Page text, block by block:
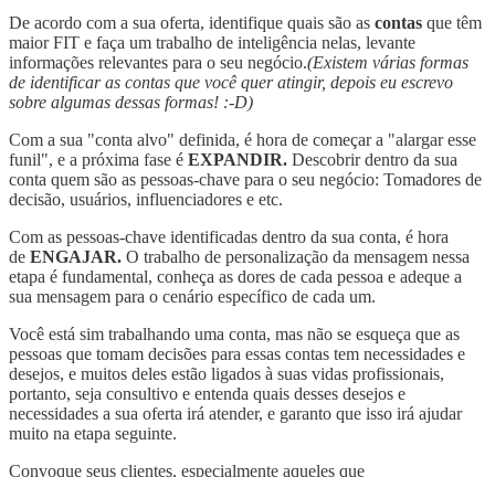
De acordo com a sua oferta, identifique quais são as contas que têm
maior FIT e faça um trabalho de inteligência nelas, levante
informações relevantes para o seu negócio.(Existem várias formas
de identificar as contas que você quer atingir, depois eu escrevo
sobre algumas dessas formas! :-D)
Com a sua "conta alvo" definida, é hora de começar a "alargar esse
funil", e a próxima fase é EXPANDIR. Descobrir dentro da sua
conta quem são as pessoas-chave para o seu negócio: Tomadores de
decisão, usuários, influenciadores e etc.
Com as pessoas-chave identificadas dentro da sua conta, é hora
de ENGAJAR. O trabalho de personalização da mensagem nessa
etapa é fundamental, conheça as dores de cada pessoa e adeque a
sua mensagem para o cenário específico de cada um.
Você está sim trabalhando uma conta, mas não se esqueça que as
pessoas que tomam decisões para essas contas tem necessidades e
desejos, e muitos deles estão ligados à suas vidas profissionais,
portanto, seja consultivo e entenda quais desses desejos e
necessidades a sua oferta irá atender, e garanto que isso irá ajudar
muito na etapa seguinte.
Convoque seus clientes, especialmente aqueles que